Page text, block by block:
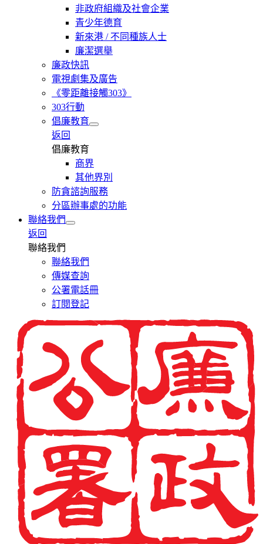
非政府組織及社會企業
青少年德育
新來港 / 不同種族人士
廉潔選舉
廉政快訊
電視劇集及廣告
《零距離接觸303》
303行動
倡廉教育
返回
倡廉教育
商界
其他界別
防貪諮詢服務
分區辦事處的功能
聯絡我們
返回
聯絡我們
聯絡我們
傳媒查詢
公署電話冊
訂閱登記